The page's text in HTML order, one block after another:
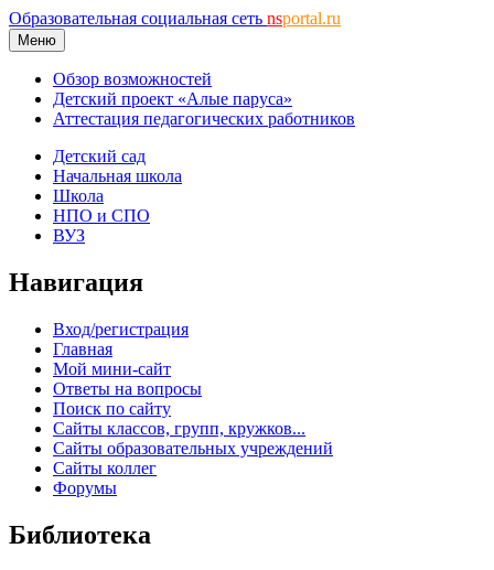
Образовательная социальная сеть nsportal.ru
Меню
Обзор возможностей
Детский проект «Алые паруса»
Аттестация педагогических работников
Детский сад
Начальная школа
Школа
НПО и СПО
ВУЗ
Навигация
Вход/регистрация
Главная
Мой мини-сайт
Ответы на вопросы
Поиск по сайту
Сайты классов, групп, кружков...
Сайты образовательных учреждений
Сайты коллег
Форумы
Библиотека